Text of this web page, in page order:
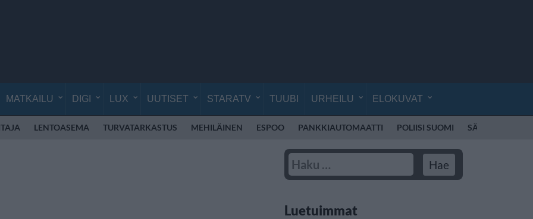
MATKAILU DIGI LUX UUTISET STARATV TUUBI URHEILU ELOKUVAT
LENTOASEMA TURVATARKASTUS MEHILÄINEN ESPOO PANKKIAUTOMAATTI POLIISI SUOMI
Luetuimmat